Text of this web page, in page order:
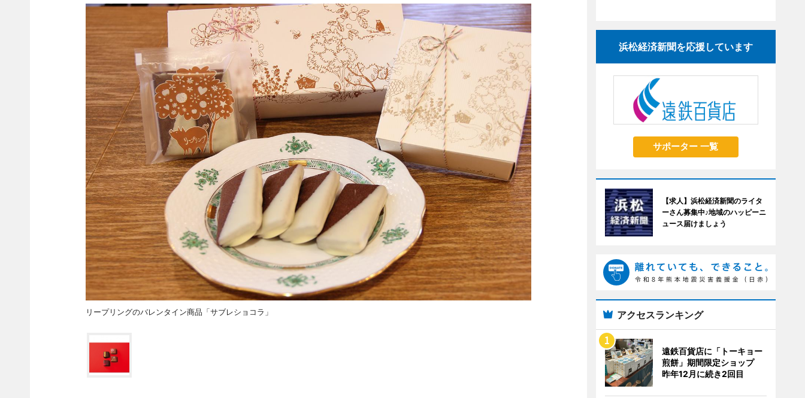
リープリングのバレンタイン商品「サブレショコラ」
浜松経済新聞を応援しています
サポーター 一覧
【求人】浜松経済新聞のライタ
ーさん募集中♪地域のハッピーニ
ュース届けましょう
アクセスランキング
遠鉄百貨店に「トーキョー
煎餅」期間限定ショップ
昨年12月に続き2回目